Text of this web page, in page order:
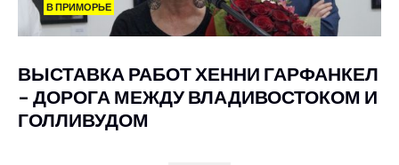
В ПРИМОРЬЕ
ВЫСТАВКА РАБОТ ХЕННИ ГАРФАНКЕЛ
– ДОРОГА МЕЖДУ ВЛАДИВОСТОКОМ И
ГОЛЛИВУДОМ